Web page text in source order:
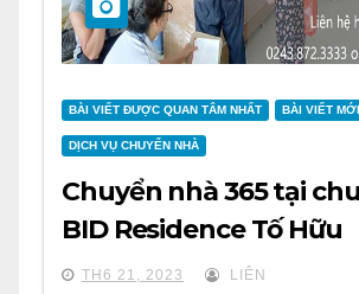
BÀI VIẾT ĐƯỢC QUAN TÂM NHẤT BÀI VIẾT
DỊCH VỤ CHUYỂN NHÀ
Chuyển nhà 365 tại
BID Residence Tố Hữu
TH6 21, 2023 LIÊN